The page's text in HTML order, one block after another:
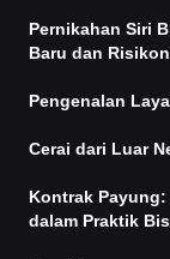
Pernikahan Siri
Baru dan
Pengenalan
Cerai dari Luar
Kontrak
dalam Praktik